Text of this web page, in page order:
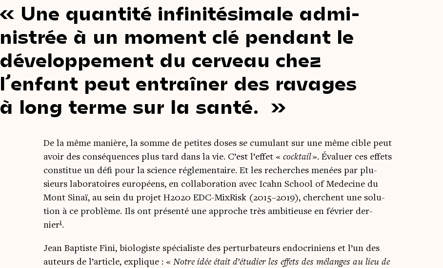
Une quan­ti­té infi­ni­té­si­male admi­
nis­trée à un moment clé pen­dant le
déve­lop­pe­ment du cer­veau chez
l’enfant peut entraî­ner des ravages
à long terme sur la santé.
De la même manière, la somme de petites doses se cumu­lant sur une même cible peut
avoir des consé­quences plus tard dans la vie. C’est l’effet « cock­tail». Éva­luer ces effets
consti­tue un défi pour la science régle­men­taire. Et les recherches menées par plu­
sieurs labo­ra­toires euro­péens, en col­la­bo­ra­tion avec Icahn School of Mede­cine du
Mont Sinaï, au sein du pro­jet H2020 EDC-Mix­Risk (2015–2019), cherchent une solu­
tion à ce pro­blème. Ils ont pré­sen­té une approche très ambi­tieuse en février der­
nier1.
Jean Bap­tiste Fini, bio­lo­giste spé­cia­liste des per­tur­ba­teurs endo­cri­niens et l’un des
auteurs de l’article, explique : « Notre idée était d’étudier les effets des mélanges au lieu de